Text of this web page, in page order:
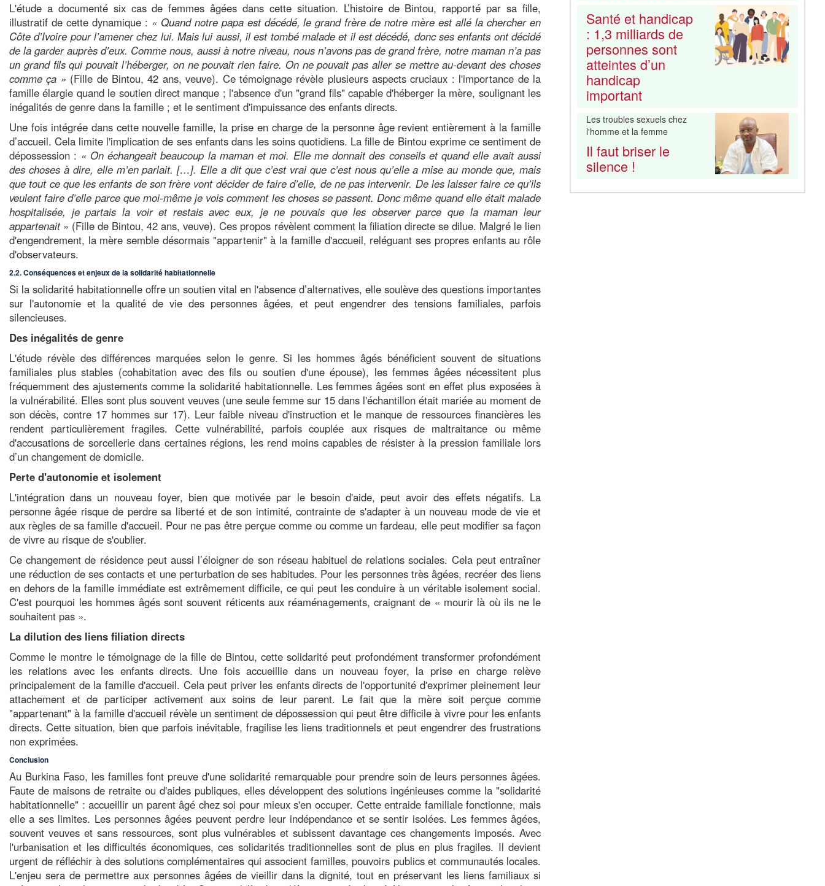
L'étude a documenté six cas de femmes âgées dans cette situation. L’histoire de Bintou, rapporté par sa fille,
illustratif de cette dynamique : « Quand notre papa est décédé, le grand frère de notre mère est allé la chercher en
Côte d’Ivoire pour l’amener chez lui. Mais lui aussi, il est tombé malade et il est décédé, donc ses enfants ont décidé
de la garder auprès d’eux. Comme nous, aussi à notre niveau, nous n’avons pas de grand frère, notre maman n’a pas
un grand fils qui pouvait l’héberger, on ne pouvait rien faire. On ne pouvait pas aller se mettre au-devant des choses
comme ça » (Fille de Bintou, 42 ans, veuve). Ce témoignage révèle plusieurs aspects cruciaux : l'importance de la
famille élargie quand le soutien direct manque ; l'absence d'un "grand fils" capable d'héberger la mère, soulignant les
inégalités de genre dans la famille ; et le sentiment d'impuissance des enfants directs.
Une fois intégrée dans cette nouvelle famille, la prise en charge de la personne âge revient entièrement à la famille
d’accueil. Cela limite l'implication de ses enfants dans les soins quotidiens. La fille de Bintou exprime ce sentiment de
dépossession : « On échangeait beaucoup la maman et moi. Elle me donnait des conseils et quand elle avait aussi
des choses à dire, elle m’en parlait. […]. Elle a dit que c’est vrai que c’est nous qu’elle a mise au monde que, mais
que tout ce que les enfants de son frère vont décider de faire d’elle, de ne pas intervenir. De les laisser faire ce qu’ils
veulent faire d’elle parce que moi-même je vois comment les choses se passent. Donc même quand elle était malade
hospitalisée, je partais la voir et restais avec eux, je ne pouvais que les observer parce que la maman leur
appartenait » (Fille de Bintou, 42 ans, veuve). Ces propos révèlent comment la filiation directe se dilue. Malgré le lien
d'engendrement, la mère semble désormais "appartenir" à la famille d'accueil, reléguant ses propres enfants au rôle
d'observateurs.
2.2. Conséquences et enjeux de la solidarité habitationnelle
Si la solidarité habitationnelle offre un soutien vital en l'absence d’alternatives, elle soulève des questions importantes
sur l'autonomie et la qualité de vie des personnes âgées, et peut engendrer des tensions familiales, parfois
silencieuses.
Des inégalités de genre
L'étude révèle des différences marquées selon le genre. Si les hommes âgés bénéficient souvent de situations
familiales plus stables (cohabitation avec des fils ou soutien d'une épouse), les femmes âgées nécessitent plus
fréquemment des ajustements comme la solidarité habitationnelle. Les femmes âgées sont en effet plus exposées à
la vulnérabilité. Elles sont plus souvent veuves (une seule femme sur 15 dans l'échantillon était mariée au moment de
son décès, contre 17 hommes sur 17). Leur faible niveau d'instruction et le manque de ressources financières les
rendent particulièrement fragiles. Cette vulnérabilité, parfois couplée aux risques de maltraitance ou même
d'accusations de sorcellerie dans certaines régions, les rend moins capables de résister à la pression familiale lors
d’un changement de domicile.
Perte d'autonomie et isolement
L'intégration dans un nouveau foyer, bien que motivée par le besoin d'aide, peut avoir des effets négatifs. La
personne âgée risque de perdre sa liberté et de son intimité, contrainte de s'adapter à un nouveau mode de vie et
aux règles de sa famille d'accueil. Pour ne pas être perçue comme ou comme un fardeau, elle peut modifier sa façon
de vivre au risque de s'oublier.
Ce changement de résidence peut aussi l’éloigner de son réseau habituel de relations sociales. Cela peut entraîner
une réduction de ses contacts et une perturbation de ses habitudes. Pour les personnes très âgées, recréer des liens
en dehors de la famille immédiate est extrêmement difficile, ce qui peut les conduire à un véritable isolement social.
C'est pourquoi les hommes âgés sont souvent réticents aux réaménagements, craignant de « mourir là où ils ne le
souhaitent pas ».
La dilution des liens filiation directs
Comme le montre le témoignage de la fille de Bintou, cette solidarité peut profondément transformer profondément
les relations avec les enfants directs. Une fois accueillie dans un nouveau foyer, la prise en charge relève
principalement de la famille d'accueil. Cela peut priver les enfants directs de l'opportunité d'exprimer pleinement leur
attachement et de participer activement aux soins de leur parent. Le fait que la mère soit perçue comme
"appartenant" à la famille d'accueil révèle un sentiment de dépossession qui peut être difficile à vivre pour les enfants
directs. Cette situation, bien que parfois inévitable, fragilise les liens traditionnels et peut engendrer des frustrations
non exprimées.
Conclusion
Au Burkina Faso, les familles font preuve d'une solidarité remarquable pour prendre soin de leurs personnes âgées.
Faute de maisons de retraite ou d'aides publiques, elles développent des solutions ingénieuses comme la "solidarité
habitationnelle" : accueillir un parent âgé chez soi pour mieux s'en occuper. Cette entraide familiale fonctionne, mais
elle a ses limites. Les personnes âgées peuvent perdre leur indépendance et se sentir isolées. Les femmes âgées,
souvent veuves et sans ressources, sont plus vulnérables et subissent davantage ces changements imposés. Avec
l'urbanisation et les difficultés économiques, ces solidarités traditionnelles sont de plus en plus fragiles. Il devient
urgent de réfléchir à des solutions complémentaires qui associent familles, pouvoirs publics et communautés locales.
L'enjeu sera de permettre aux personnes âgées de vieillir dans la dignité, tout en préservant les liens familiaux si
Santé et handicap
: 1,3 milliards de
personnes sont
atteintes d’un
handicap
important
Les troubles sexuels chez
l'homme et la femme
Il faut briser le
silence !